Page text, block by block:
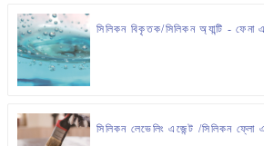
সিলিকন বিকৃতক/সিলিকন অ্যান্টি -
সিলিকন লেভেলিং এজেন্ট /সিলিকন